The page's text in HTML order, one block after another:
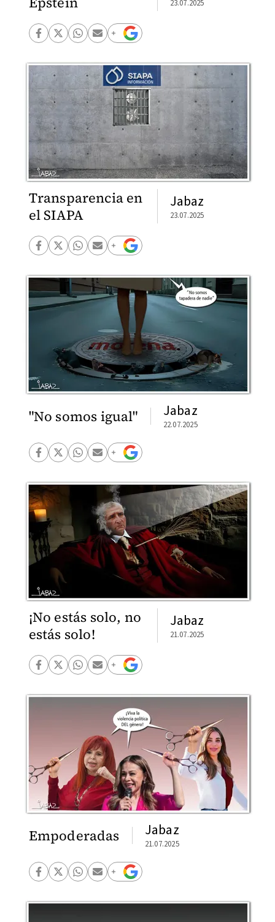
23.07.2025
Transparencia en
el SIAPA
Jabaz
23.07.2025
"No somos igual" Jabaz
22.07.2025
¡No estás solo, no
estás solo!
Jabaz
21.07.2025
Empoderadas Jabaz
21.07.2025